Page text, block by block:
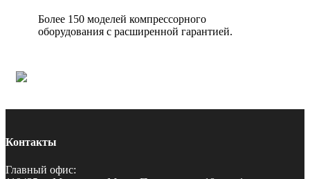
Более 150 моделей компрессорного
оборудования с расширенной гарантией.
Контакты
Главный офис: